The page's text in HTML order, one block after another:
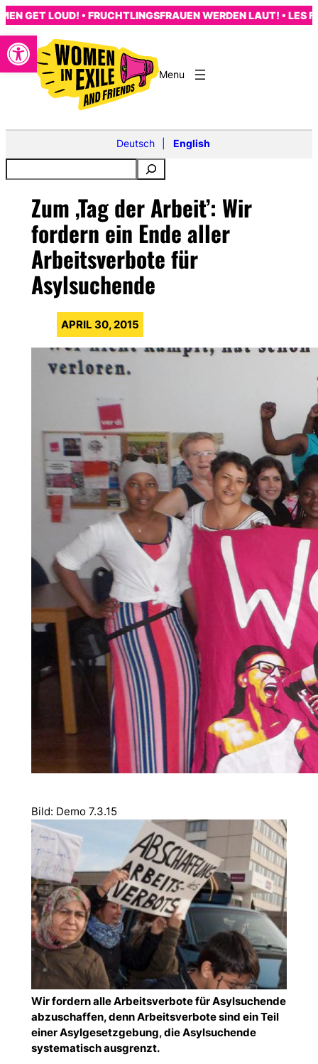
Open toolbar
Skip
to
content
GET LOUD! • FRUCHTLINGSFRAUEN WERDEN LAUT! • LES
Deutsch English
Zum ‚Tag der Arbeit’: Wir
fordern ein Ende aller
Arbeitsverbote für
Asylsuchende
APRIL 30, 2015
Bild: Demo 7.3.15
Wir fordern alle Arbeitsverbote für Asylsuchende
abzuschaffen, denn Arbeitsverbote sind ein Teil
einer Asylgesetzgebung, die Asylsuchende
systematisch ausgrenzt.